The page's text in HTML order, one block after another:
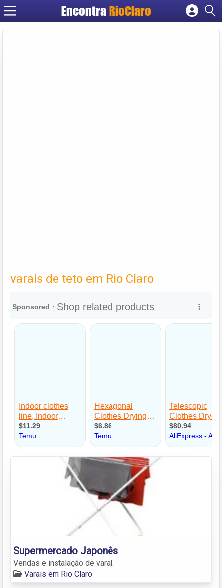
Encontra RioClaro
Cadastrar empresa
varais de teto em Rio Claro
Supermercado Japonês
Vendas e instalação de varal.
Varais em Rio Claro